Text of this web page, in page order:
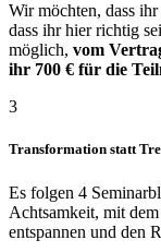
Wir möchten, dass
dass ihr hier richtig
möglich, vom
ihr 700 € für die
3
Transformation statt
Es folgen 4
Achtsamkeit, mit
entspannen und den